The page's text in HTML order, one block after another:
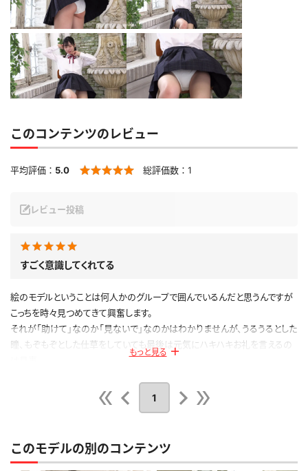
このコンテンツのレビュー
平均評価： 5.0 総評価数： 1
レビュー投稿
すごく意識してくれてる
絵のモデルということは何人かのグループで囲んでいるんだと思うんですが
こっちを時々見つめてきて興奮します。
それが「助けて」なのか「見ないで」なのかはわかりませんが、うるうるとした
瞳、もぞもぞとした仕草をしていても最後は元気にハキハキお礼を言えるの
このレビューは参考になりましたか？
0
もっと見る
1
このモデルの別のコンテンツ